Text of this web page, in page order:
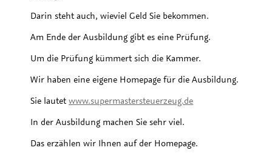
Darin steht auch, wieviel Geld Sie bekommen.
Am Ende der Ausbildung gibt es eine Prüfung.
Um die Prüfung kümmert sich die Kammer.
Wir haben eine eigene Homepage für die Ausbildung.
Sie lautetwww.supermastersteuerzeug.de
In der Ausbildung machen Sie sehr viel.
Das erzählen wir Ihnen auf der Homepage.